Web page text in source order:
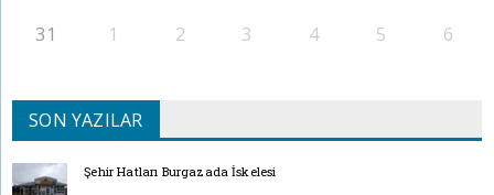
31 1 2 3 4 5 6
SON YAZILAR
Şehir Hatları Burgazada İskelesi